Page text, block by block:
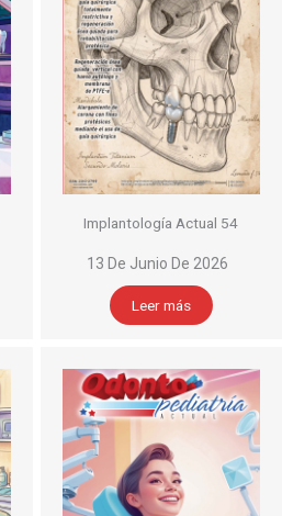
Implantología Actual 54
13 De Junio De 2026
Leer más